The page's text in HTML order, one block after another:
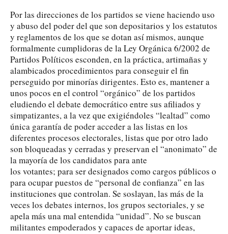
Por las direcciones de los partidos se viene haciendo uso
y abuso del poder del que son depositarios y los estatutos
y reglamentos de los que se dotan así mismos, aunque
formalmente cumplidoras de la Ley Orgánica 6/2002 de
Partidos Políticos esconden, en la práctica, artimañas y
alambicados procedimientos para conseguir el fin
perseguido por minorías dirigentes. Esto es, mantener a
unos pocos en el control “orgánico” de los partidos
eludiendo el debate democrático entre sus afiliados y
simpatizantes, a la vez que exigiéndoles “lealtad” como
única garantía de poder acceder a las listas en los
diferentes procesos electorales, listas que por otro lado
son bloqueadas y cerradas y preservan el “anonimato” de
la mayoría de los candidatos para ante
los votantes; para ser designados como cargos públicos o
para ocupar puestos de “personal de confianza” en las
instituciones que controlan. Se soslayan, las más de la
veces los debates internos, los grupos sectoriales, y se
apela más una mal entendida “unidad”. No se buscan
militantes empoderados y capaces de aportar ideas,